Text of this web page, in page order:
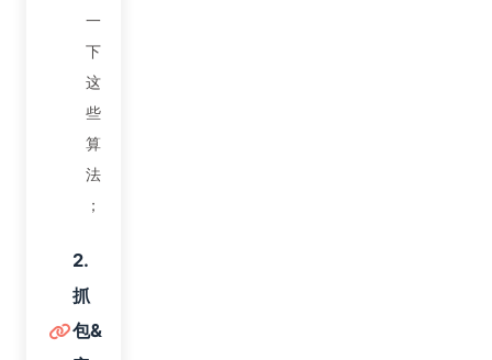
一
下
这
些
算
法
；
2.
抓
包&